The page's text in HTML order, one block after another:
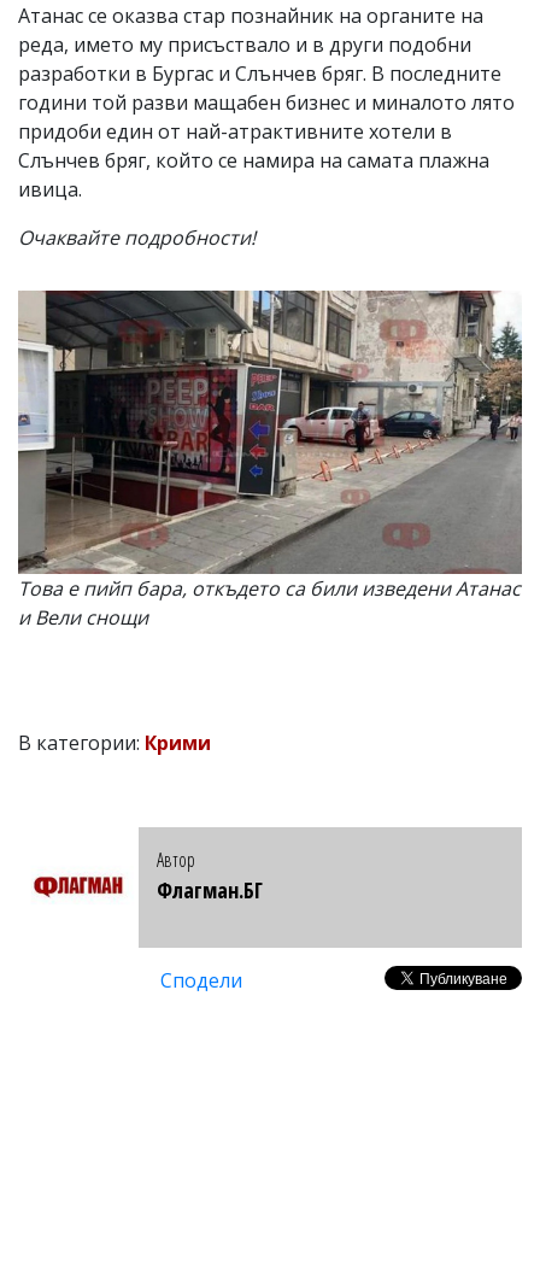
Атанас се оказва стар познайник на органите на
реда, името му присъствало и в други подобни
разработки в Бургас и Слънчев бряг. В последните
години той разви мащабен бизнес и миналото лято
придоби един от най-атрактивните хотели в
Слънчев бряг, който се намира на самата плажна
ивица.
Очаквайте подробности!
Това е пийп бара, откъдето са били изведени Атанас
и Вели снощи
В категории: Крими
Автор
Флагман.БГ
Сподели